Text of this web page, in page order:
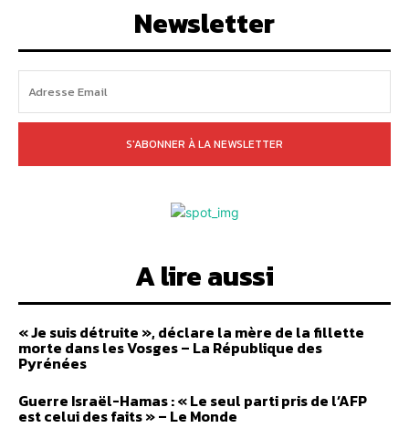
Newsletter
S'ABONNER À LA NEWSLETTER
A lire aussi
« Je suis détruite », déclare la mère de la fillette
morte dans les Vosges – La République des
Pyrénées
Guerre Israël-Hamas : « Le seul parti pris de l’AFP
est celui des faits » – Le Monde